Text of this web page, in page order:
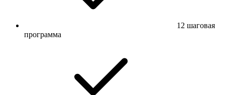
12 шаговая
программа